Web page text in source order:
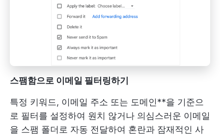
스팸함으로 이메일 필터링하기
특정 키워드, 이메일 주소 또는 도메인**을 기준으
로 필터를 설정하여 원치 않거나 의심스러운 이메일
을 스팸 폴더로 자동 전달하여 혼란과 잠재적인 사